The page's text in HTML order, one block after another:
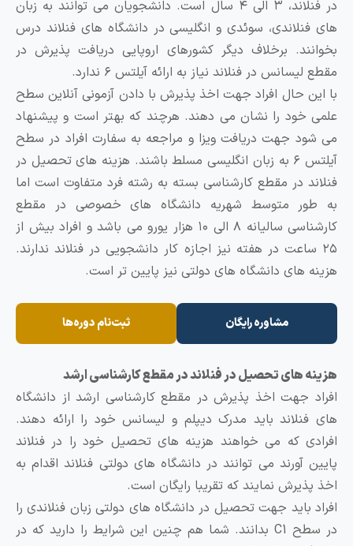
در فنلاند، ۳ الی ۴ سال است. دانشجویان می توانند به زبان
سوئدی و انگلیسی در دانشگاه های فنلاند درس
برخلاف دیگر کشورهای اروپایی دریافت پذیرش در
در فنلاند نیاز به ارائه آیلتس ۶ ندارد.
حال افراد جهت اخذ پذیرش با دادن آزمونی آنلاین سطح
را نشان می دهند. هرچند که بهتر است و پیشنهاد
جهت دریافت ویزا و مراجعه به سفارت افراد در سطح
آیلتس ۶ به زبان انگلیسی مسلط باشند. هزینه های تحصیل در
در مقطع کارشناسی بسته به رشته فرد متفاوت است اما
متوسط شهریه دانشگاه های خصوصی در مقطع
کارشناسی سالیانه ۸ الی ۱۰ هزار یورو می باشد و افراد بیش از
در هفته نیز اجازه کار دانشجویی در فنلاند ندارند.
های دانشگاه های دولتی نیز پایین تر است.
مشاوره رایگان ثبت‌نام دوره‌ها
های تحصیل در فنلاند در مقطع کارشناسی ارشد
جهت اخذ پذیرش در مقطع کارشناسی ارشد از دانشگاه
باید مدرک دیپلم و لیسانس خود را ارائه دهند.
که می خواهند هزینه های تحصیل خود را در فنلاند
آورند می توانند در دانشگاه های دولتی فنلاند اقدام به
نمایند که تقریبا رایگان است.
باید جهت تحصیل در دانشگاه های دولتی زبان فنلاندی را
در سطح C1 بدانند. شما هم چنین این شرایط را دارید که در